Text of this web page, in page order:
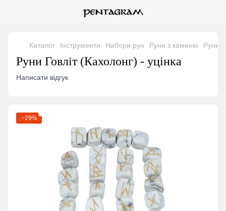
Каталог Інструменти Набори рун Руни з каменю Руни
Руни Говліт (Кахолонг) - уцінка
Написати відгук
−29%